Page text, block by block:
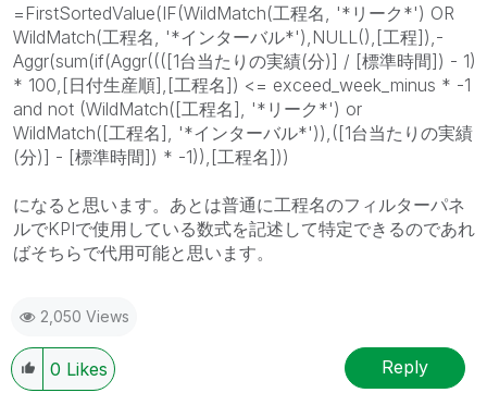
=FirstSortedValue(IF(WildMatch(工程名, '*リーク*') OR
WildMatch(工程名, '*インターバル*'),NULL(),[工程]),-
Aggr(sum(if(Aggr((([1台当たりの実績(分)] / [標準時間]) - 1)
* 100,[日付生産順],[工程名]) <= exceed_week_minus * -1
and not (WildMatch([工程名], '*リーク*') or
WildMatch([工程名], '*インターバル*')),([1台当たりの実績
(分)] - [標準時間]) * -1)),[工程名]))
になると思います。あとは普通に工程名のフィルターパネ
ルでKPIで使用している数式を記述して特定できるのであれ
ばそちらで代用可能と思います。
2,050 Views
0 Likes Reply